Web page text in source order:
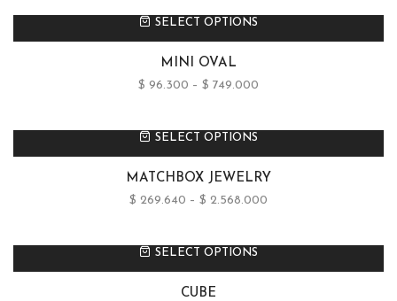
SELECT OPTIONS
MINI OVAL
$ 96.300 – $ 749.000
SELECT OPTIONS
MATCHBOX JEWELRY
$ 269.640 – $ 2.568.000
SELECT OPTIONS
CUBE